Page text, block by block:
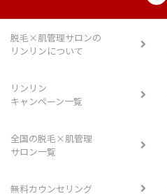
脱毛×肌管理サロンの
リンリンについて
リンリン
キャンペーン一覧
全国の脱毛×肌管理
サロン一覧
無料カウンセリング